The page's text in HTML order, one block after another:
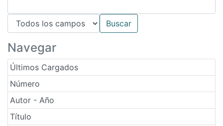
Navegar
Últimos Cargados
Número
Autor - Año
Título